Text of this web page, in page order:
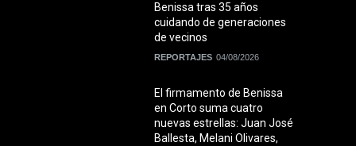
Benissa tras 35 años
cuidando de generaciones
de vecinos
REPORTAJES 04/08/2026
El firmamento de Benissa
en Corto suma cuatro
nuevas estrellas: Juan José
Ballesta, Melani Olivares,